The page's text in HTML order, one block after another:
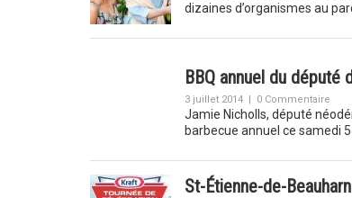
dizaines d’organismes au
BBQ annuel du député
3 juillet 2014 | 0 Commentaire
Jamie Nicholls, député
barbecue annuel ce samedi
St-Étienne-de-